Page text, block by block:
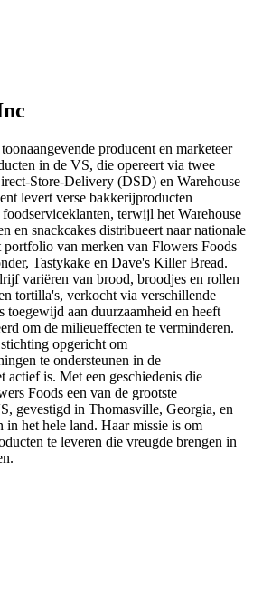
producent en marketeer
in de VS, die opereert via twee
Store-Delivery (DSD) en Warehouse
levert verse bakkerijproducten
foodserviceklanten, terwijl het Warehouse
en snackcakes distribueert naar nationale
portfolio van merken van Flowers Foods
Tastykake en Dave's Killer Bread.
variëren van brood, broodjes en rollen
tortilla's, verkocht via verschillende
toegewijd aan duurzaamheid en heeft
om de milieueffecten te verminderen.
opgericht om
te ondersteunen in de
actief is. Met een geschiedenis die
Foods een van de grootste
gevestigd in Thomasville, Georgia, en
in het hele land. Haar missie is om
te leveren die vreugde brengen in